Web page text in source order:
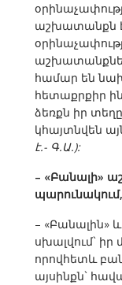
աշխատանքն
համար են
հետաքրքիր
ձեռքն իր
կհայտնվեն
է.- Գ.Ա.):
– «Բանալի»
պարունակում,
– «Բանալին»
սխալվում` իր
որովհետև
այսինքն`